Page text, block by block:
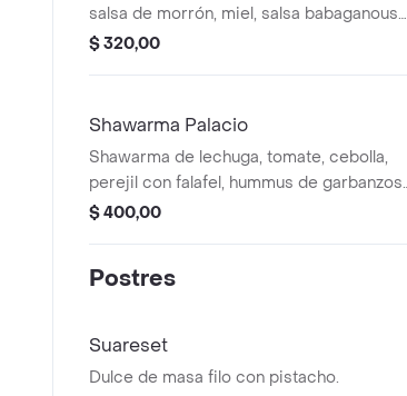
salsa de morrón, miel, salsa babaganoush
de berejenas.
$ 320,00
Shawarma Palacio
Shawarma de lechuga, tomate, cebolla,
perejil con falafel, hummus de garbanzos,
salsa de morrón, miel, papas rústicas.
$ 400,00
Postres
Suareset
Dulce de masa filo con pistacho.